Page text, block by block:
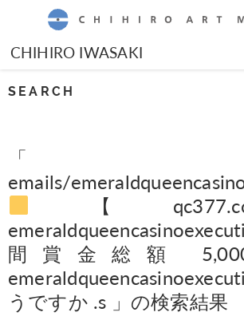
CHIHIRO IWASAKI
SEARCH
「
emails/
【
間賞金総額
うですか .s 」の検索結果